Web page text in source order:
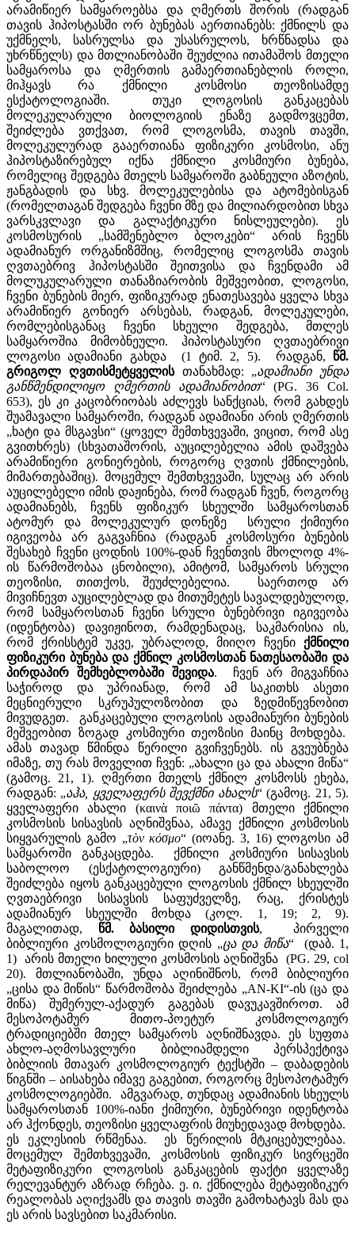
არამიწიერ სამყაროებსა და ღმერთს შორის (რადგან
თავის ჰიპოსტასში ორ ბუნებას აერთიანებს: ქმნილს და
უქმნელს, სასრულსა და უსასრულოს, ხრწნადსა და
უხრწნელს) და მთლიანობაში შეუძლია ითამაშოს მთელი
სამყაროსა და ღმერთის გამაერთიანებლის როლი,
მიჰყავს რა ქმნილი კოსმოსი თეოზისამდე
ესქატოლოგიაში. თუკი ლოგოსის განკაცებას
მოლეკულარული ბიოლოგიის ენაზე გადმოვცემთ,
შეიძლება ვთქვათ, რომ ლოგოსმა, თავის თავში,
მოლეკულურად გააერთიანა ფიზიკური კოსმოსი, ანუ
ჰიპოსტაზირებულ იქნა ქმნილი კოსმიური ბუნება,
რომელიც შედგება მთელს სამყაროში გაბნეული აზოტის,
ჟანგბადის და სხვ. მოლეკულებისა და ატომებისგან
(რომელთაგან შედგება ჩვენი მზე და მილიარდობით სხვა
ვარსკვლავი და გალაქტიკური ნისლეულები). ეს
კოსმოსურის „სამშენებლო ბლოკები“ არის ჩვენს
ადამიანურ ორგანიზმშიც, რომელიც ლოგოსმა თავის
ღვთაებრივ ჰიპოსტასში შეითვისა და ჩვენდამი ამ
მოლუკულარული თანაზიარობის მეშვეობით, ლოგოსი,
ჩვენი ბუნების მიერ, ფიზიკურად ენათესავება ყველა სხვა
არამიწიერ გონიერ არსებას, რადგან, მოლეკულები,
რომლებისგანაც ჩვენი სხეული შედგება, მთლეს
სამყაროშია მიმობნეული. ჰიპოსტასური ღვთაებრივი
ლოგოსი ადამიანი გახდა (1 ტიმ. 2, 5).
რადგან, წმ.
გრიგოლ ღვთისმეტყველისთანახმად: „ადამიანი
უნდა
განწმენდილიყო
ღმერთის ადამიანობით“ (PG. 36 Col.
653), ეს კი კაცობრიობას აძლევს სანქციას, რომ გახდეს
შუამავალი სამყაროში, რადგან ადამიანი არის ღმერთის
„ხატი და მსგავსი“ (ყოველ შემთხვევაში, ვიცით, რომ ასე
გვითხრეს) (სხვათაშორის, აუცილებელია ამის დაშვება
არამიწიერი გონიერების, როგორც ღვთის ქმნილების,
მიმართებაშიც). მოცემულ შემთხვევაში, სულაც არ არის
აუცილებელი იმის დაჟინება, რომ რადგან ჩვენ, როგორც
ადამიანებს, ჩვენს ფიზიკურ სხეულში სამყაროსთან
ატომურ და მოლეკულურ დონეზე სრული ქიმიური
იგივეობა არ გაგვაჩნია (რადგან კოსმოსური ბუნების
შესახებ ჩვენი ცოდნის 100%-დან ჩვენთვის მხოლოდ 4%-
ის წარმოშობაა ცნობილი), ამიტომ, სამყაროს სრული
თეოზისი, თითქოს, შეუძლებელია. საერთოდ არ
მივიჩნევთ აუცილებლად და მითუმეტეს სავალდებულოდ,
რომ სამყაროსთან ჩვენი სრული ბუნებრივი იგივეობა
(იდენტობა) დავიჟინოთ, რამდენადაც, საკმარისია ის,
რომ ქრისსტემ უკვე, უბრალოდ, მიიღო ჩვენი ქმნილი
ფიზიკური ბუნება და ქმნილ კოსმოსთან ნათესაობაში და
პირდაპირ შემხებლობაში შევიდა. ჩვენ არ მიგვაჩნია
საჭიროდ და უპრიანად, რომ ამ საკითხს ასეთი
მეცნიერული სკრუპულოზობით და ზედმიწევნობით
მივუდგეთ. განკაცებული ლოგოსის ადამიანური ბუნების
მეშვეობით ზოგად კოსმიური თეოზისი მაინც მოხდება.
ამას თავად წმინდა წერილი გვიჩვენებს. ის გვეუბნება
იმაზე, თუ რას მოველით ჩვენ: „ახალი ცა და ახალი მიწა“
(გამოც. 21, 1). ღმერთი მთელს ქმნილ კოსმოსს ეხება,
რადგან: „აჰა, ყველაფერს შევქმნი ახალს“ (გამოც. 21, 5).
ყველაფერი ახალი (καινὰ ποιῶ πάντα) მთელი ქმნილი
კოსმოსის სისავსის აღნიშვნაა, ამავე ქმნილი კოსმოსის
სიყვარულის გამო „τὸν κόσμο“ (იოანე. 3, 16) ლოგოსი ამ
სამყაროში განკაცდება. ქმნილი კოსმიური სისავსის
საბოლოო (ესქატოლოგიური) განწმენდა/განახლება
შეიძლება იყოს განკაცებული ლოგოსის ქმნილ სხეულში
ღვთაებრივი სისავსის საფუძველზე, რაც, ქრისტეს
ადამიანურ სხეულში მოხდა (კოლ. 1, 19; 2, 9).
მაგალითად, წმ.ბასილი დიდისთვის,
პირველი
ბიბლიური კოსმოლოგიური დღის „ცა და მიწა“ (დაბ. 1,
1) არის მთელი ხილული კოსმოსის აღნიშვნა (PG. 29, col
20). მთლიანობაში, უნდა აღინიშნოს, რომ ბიბლიური
„ცისა და მიწის“ წარმოშობა შეიძლება „AN-KI“-ის (ცა და
მიწა) შუმერულ-აქადურ გაგებას დავუკავშიროთ. ამ
მესოპოტამურ მითო-პოეტურ კოსმოლოგიურ
ტრადიციებში მთელ სამყაროს აღნიშნავდა. ეს სუფთა
ახლო-აღმოსავლური ბიბლიამდელი პერსპექტივა
ბიბლიის მთავარ კოსმოლოგიურ ტექსტში – დაბადების
წიგნში – აისახება იმავე გაგებით, როგორც მესოპოტამურ
კოსმოლოგიებში. ამგვარად, თუნდაც ადამიანის სხეულს
სამყაროსთან 100%-იანი ქიმიური, ბუნებრივი იდენტობა
არ ჰქონდეს, თეოზისი ყველაფრის მიუხედავად მოხდება.
ეს ეკლესიის რწმენაა. ეს წერილის მტკიცებულებაა.
მოცემულ შემთხვევაში, კოსმოსის ფიზიკურ სივრცეში
მეტაფიზიკური ლოგოსის განკაცების ფაქტი ყველაზე
რელევანტურ აზრად რჩება. ე. ი. ქმნილება მეტაფიზიკურ
რეალობას აღიქვამს და თავის თავში გამოხატავს მას და
ეს არის სავსებით საკმარისი.